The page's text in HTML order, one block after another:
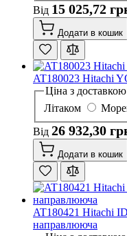
Від 15 025,72
Додати в кошик
AT180023 Hitachi
Ціна з доставкою
Літаком
Від 26 932,30
Додати в кошик
AT180421 Hitachi
направлююча